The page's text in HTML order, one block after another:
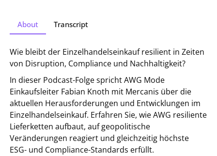
About Transcript
Wie bleibt der Einzelhandelseinkauf resilient in Zeiten
von Disruption, Compliance und Nachhaltigkeit?
In dieser Podcast-Folge spricht AWG Mode
Einkaufsleiter Fabian Knoth mit Mercanis über die
aktuellen Herausforderungen und Entwicklungen im
Einzelhandelseinkauf. Erfahren Sie, wie AWG resiliente
Lieferketten aufbaut, auf geopolitische
Veränderungen reagiert und gleichzeitig höchste
ESG- und Compliance-Standards erfüllt.